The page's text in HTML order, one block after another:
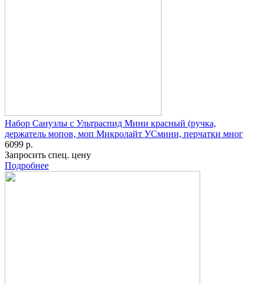
Набор Санузлы с Ультраспид Мини красный (ручка,
держатель мопов, моп Микролайт УСмини, перчатки мног
6099 р.
Запросить спец. цену
Подробнее